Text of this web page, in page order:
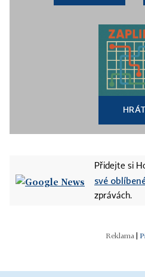
HRÁT
Přidejte si
své
zprávách.